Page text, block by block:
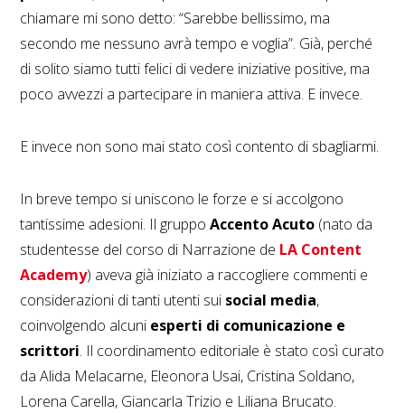
chiamare mi sono detto: “Sarebbe bellissimo, ma
secondo me nessuno avrà tempo e voglia”. Già, perché
di solito siamo tutti felici di vedere iniziative positive, ma
poco avvezzi a partecipare in maniera attiva. E invece.
E invece non sono mai stato così contento di sbagliarmi.
In breve tempo si uniscono le forze e si accolgono
tantissime adesioni. Il gruppoAccento Acuto (nato da
studentesse del corso di Narrazione de LA Content
Academy) aveva già iniziato a raccogliere commenti e
considerazioni di tanti utenti sui social media,
coinvolgendo alcuni esperti di comunicazione e
scrittori. Il coordinamento editoriale è stato così curato
da Alida Melacarne, Eleonora Usai, Cristina Soldano,
Lorena Carella, Giancarla Trizio e Liliana Brucato.